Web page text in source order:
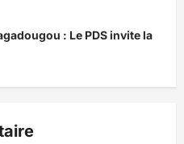
: Le PDS invite la